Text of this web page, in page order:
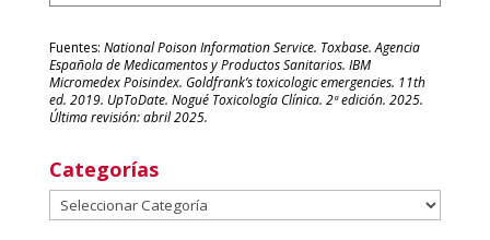
Fuentes: National Poison Information Service. Toxbase. Agencia
Española de Medicamentos y Productos Sanitarios. IBM
Micromedex Poisindex. Goldfrank’s toxicologic emergencies. 11th
ed. 2019. UpToDate. Nogué Toxicología Clínica. 2ª edición. 2025.
Última revisión: abril 2025.
Categorías
Categorías